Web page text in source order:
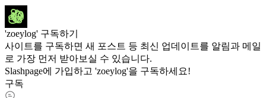
'zoeylog' 구독하기
사이트를 구독하면 새 포스트 등 최신 업데이트를 알림과 메일
로 가장 먼저 받아보실 수 있습니다.
Slashpage에 가입하고 'zoeylog'을 구독하세요!
구독